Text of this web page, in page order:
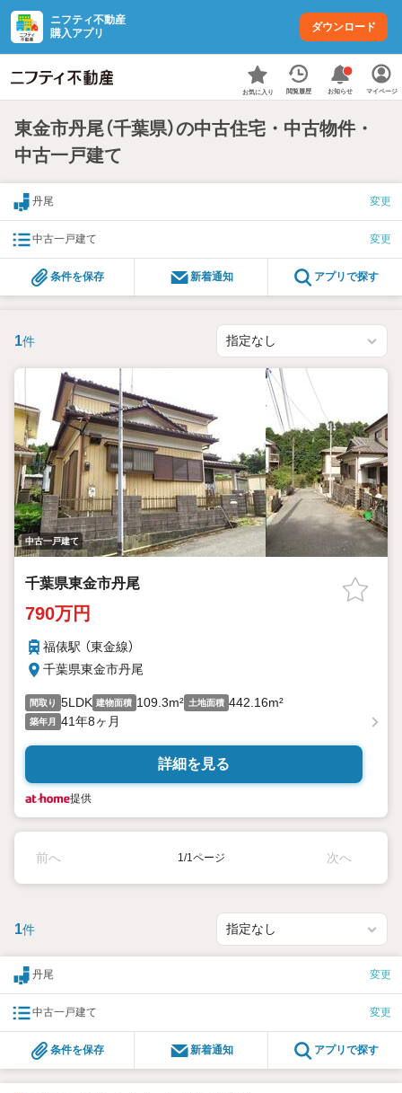
ニフティ不動産
購入アプリ
ダウンロード
お気に入り 閲覧履歴 お知らせ マイページ
東金市丹尾（千葉県）の中古住宅・中古物件・
中古一戸建て
丹尾 変更
中古一戸建て 変更
条件を保存 新着通知 アプリで探す
1件
中古一戸建て
千葉県東金市丹尾
790万円
福俵駅 （東金線）
千葉県東金市丹尾
間取り 5LDK 建物面積 109.3m² 土地面積 442.16m²
築年月 41年8ヶ月
詳細を見る
提供
前へ 1/1ページ 次へ
1件
丹尾 変更
中古一戸建て 変更
条件を保存 新着通知 アプリで探す